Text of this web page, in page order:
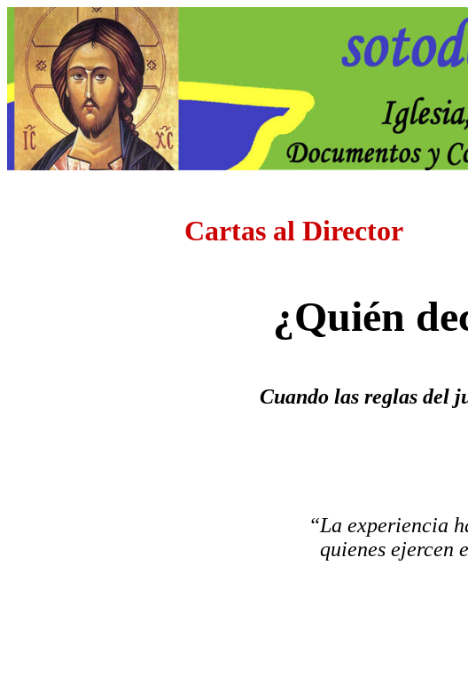
Cartas al Director
¿Quién
Cuando las reglas del
“La experiencia
quienes ejercen